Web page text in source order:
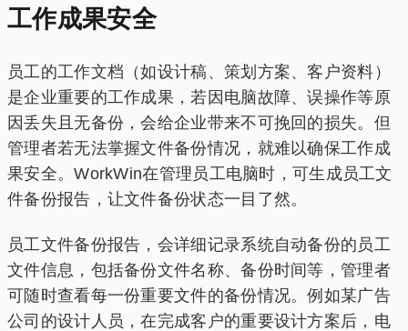
工作成果安全
员工的工作文档（如设计稿、策划方案、客户资料）
是企业重要的工作成果，若因电脑故障、误操作等原
因丢失且无备份，会给企业带来不可挽回的损失。但
管理者若无法掌握文件备份情况，就难以确保工作成
果安全。WorkWin在管理员工电脑时，可生成员工文
件备份报告，让文件备份状态一目了然。
员工文件备份报告，会详细记录系统自动备份的员工
文件信息，包括备份文件名称、备份时间等，管理者
可随时查看每一份重要文件的备份情况。例如某广告
公司的设计人员，在完成客户的重要设计方案后，电